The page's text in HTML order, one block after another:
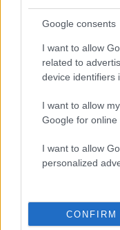
Google consents
I want to allow
related to
device identifiers
I want to allow
Google for online
I want to allow
personalized
CONFIRM
Στην Κρήτη
συνεχίζει
ΕΛΑΣ: Ο
υποψήφιος
Από τα
Σούπερ
916